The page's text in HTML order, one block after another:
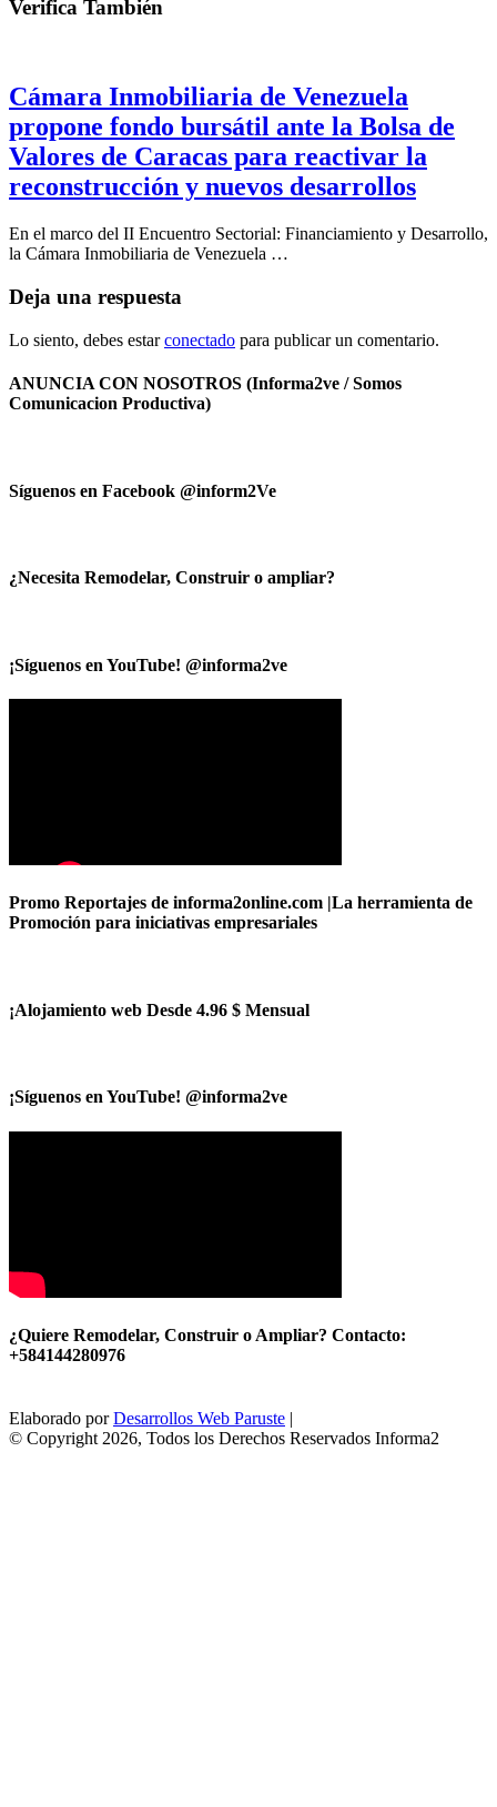
Verifica También
Cámara Inmobiliaria de Venezuela
propone fondo bursátil ante la Bolsa de
Valores de Caracas para reactivar la
reconstrucción y nuevos desarrollos
En el marco del II Encuentro Sectorial: Financiamiento y Desarrollo,
la Cámara Inmobiliaria de Venezuela …
Deja una respuesta
Lo siento, debes estarconectado para publicar un comentario.
ANUNCIA CON NOSOTROS (Informa2ve / Somos
Comunicacion Productiva)
Síguenos en Facebook @inform2Ve
¿Necesita Remodelar, Construir o ampliar?
¡Síguenos en YouTube! @informa2ve
Promo Reportajes de informa2online.com |La herramienta de
Promoción para iniciativas empresariales
¡Alojamiento web Desde 4.96 $ Mensual
¡Síguenos en YouTube! @informa2ve
¿Quiere Remodelar, Construir o Ampliar? Contacto:
+584144280976
Elaborado porDesarrollos Web Paruste |
© Copyright 2026, Todos los Derechos Reservados Informa2